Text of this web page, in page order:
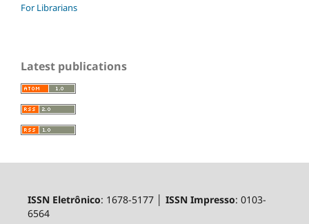
For Librarians
Latest publications
ISSN Eletrônico: 1678-5177 │ ISSN Impresso: 0103-
6564